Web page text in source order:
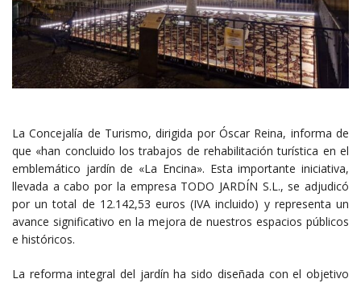
La Concejalía de Turismo, dirigida por Óscar Reina, informa de
que «han concluido los trabajos de rehabilitación turística en el
emblemático jardín de «La Encina». Esta importante iniciativa,
llevada a cabo por la empresa TODO JARDÍN S.L., se adjudicó
por un total de 12.142,53 euros (IVA incluido) y representa un
avance significativo en la mejora de nuestros espacios públicos
e históricos.
La reforma integral del jardín ha sido diseñada con el objetivo